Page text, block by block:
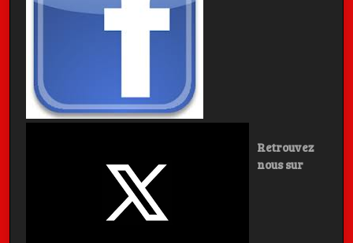
Retrouvez
nous sur